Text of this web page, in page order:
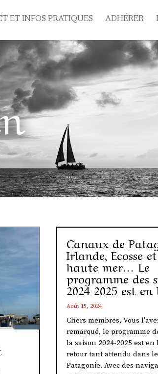
ET INFOS PRATIQUES ADHÉRER
Canaux de
Irlande, Ecosse
haute mer… Le
programme des
2024-2025 est
Août 15, 2024
Chers membres, Vous
remarqué, le programme
la saison 2024-2025 est
retour tant attendu dans
Patagonie. Avec des